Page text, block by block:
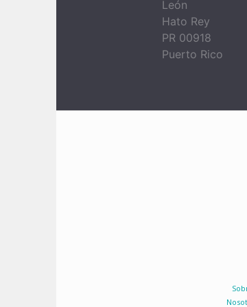
León
Hato Rey
PR 00918
Puerto Rico